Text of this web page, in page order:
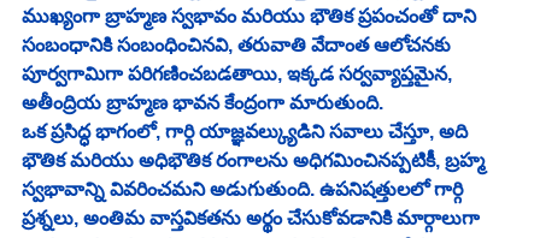
ముఖ్యంగా బ్రాహ్మణ స్వభావం మరియు భౌతిక ప్రపంచంతో దాని
సంబంధానికి సంబంధించినవి, తరువాతి వేదాంత ఆలోచనకు
పూర్వగామిగా పరిగణించబడతాయి, ఇక్కడ సర్వవ్యాప్తమైన,
అతీంద్రియ బ్రాహ్మణ భావన కేంద్రంగా మారుతుంది.
ఒక ప్రసిద్ధ భాగంలో, గార్గి యాజ్ఞవల్క్యుడిని సవాలు చేస్తూ, అది
భౌతిక మరియు అధిభౌతిక రంగాలను అధిగమించినప్పటికీ, బ్రహ్మ
స్వభావాన్ని వివరించమని అడుగుతుంది. ఉపనిషత్తులలో గార్గి
ప్రశ్నలు, అంతిమ వాస్తవికతను అర్థం చేసుకోవడానికి మార్గాలుగా